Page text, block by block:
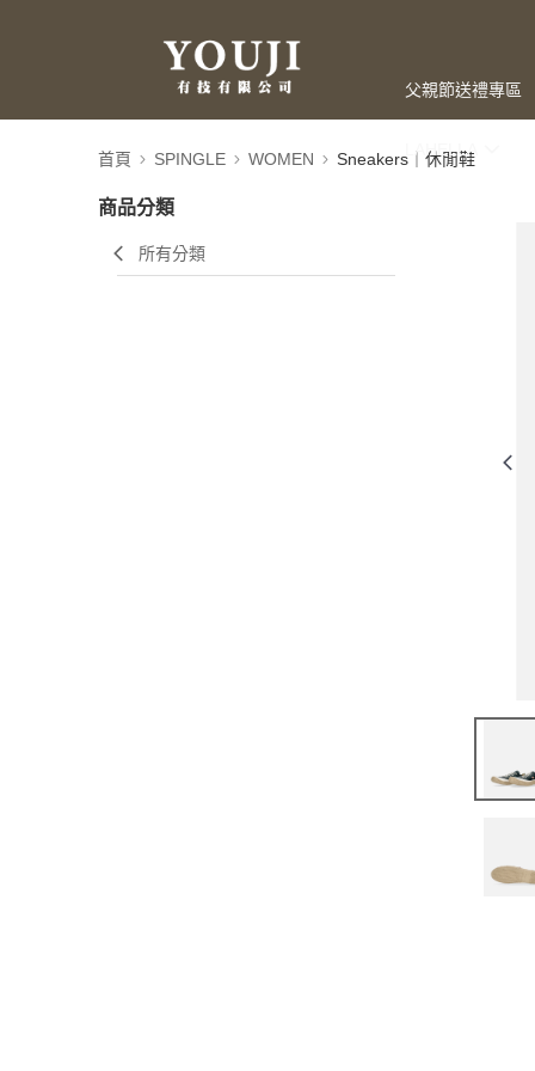
父親節送禮專區
LAHELLA
首頁 SPINGLE WOMEN Sneakers｜休閒鞋
商品分類
所有分類